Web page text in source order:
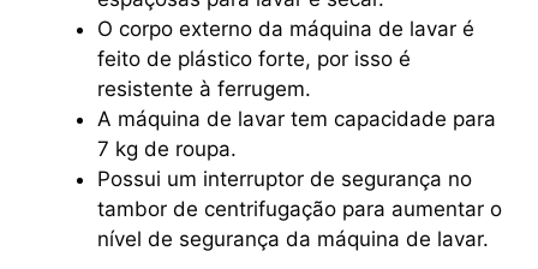
O corpo externo da máquina de lavar é
feito de plástico forte, por isso é
resistente à ferrugem.
A máquina de lavar tem capacidade para
7 kg de roupa.
Possui um interruptor de segurança no
tambor de centrifugação para aumentar o
nível de segurança da máquina de lavar.